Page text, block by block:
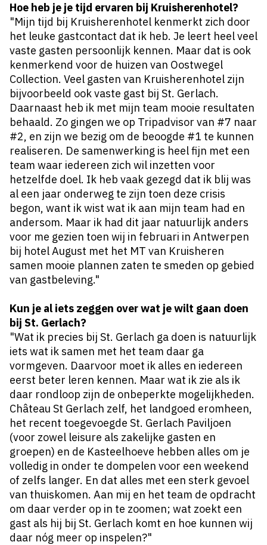
Hoe heb je je tijd ervaren bij Kruisherenhotel?
"Mijn tijd bij Kruisherenhotel kenmerkt zich door
het leuke gastcontact dat ik heb. Je leert heel veel
vaste gasten persoonlijk kennen. Maar dat is ook
kenmerkend voor de huizen van Oostwegel
Collection. Veel gasten van Kruisherenhotel zijn
bijvoorbeeld ook vaste gast bij St. Gerlach.
Daarnaast heb ik met mijn team mooie resultaten
behaald. Zo gingen we op Tripadvisor van #7 naar
#2, en zijn we bezig om de beoogde #1 te kunnen
realiseren. De samenwerking is heel fijn met een
team waar iedereen zich wil inzetten voor
hetzelfde doel. Ik heb vaak gezegd dat ik blij was
al een jaar onderweg te zijn toen deze crisis
begon, want ik wist wat ik aan mijn team had en
andersom. Maar ik had dit jaar natuurlijk anders
voor me gezien toen wij in februari in Antwerpen
bij hotel August met het MT van Kruisheren
samen mooie plannen zaten te smeden op gebied
van gastbeleving."
Kun je al iets zeggen over wat je wilt gaan doen
bij St. Gerlach?
"Wat ik precies bij St. Gerlach ga doen is natuurlijk
iets wat ik samen met het team daar ga
vormgeven. Daarvoor moet ik alles en iedereen
eerst beter leren kennen. Maar wat ik zie als ik
daar rondloop zijn de onbeperkte mogelijkheden.
Château St Gerlach zelf, het landgoed eromheen,
het recent toegevoegde St. Gerlach Paviljoen
(voor zowel leisure als zakelijke gasten en
groepen) en de Kasteelhoeve hebben alles om je
volledig in onder te dompelen voor een weekend
of zelfs langer. En dat alles met een sterk gevoel
van thuiskomen. Aan mij en het team de opdracht
om daar verder op in te zoomen; wat zoekt een
gast als hij bij St. Gerlach komt en hoe kunnen wij
daar nóg meer op inspelen?"